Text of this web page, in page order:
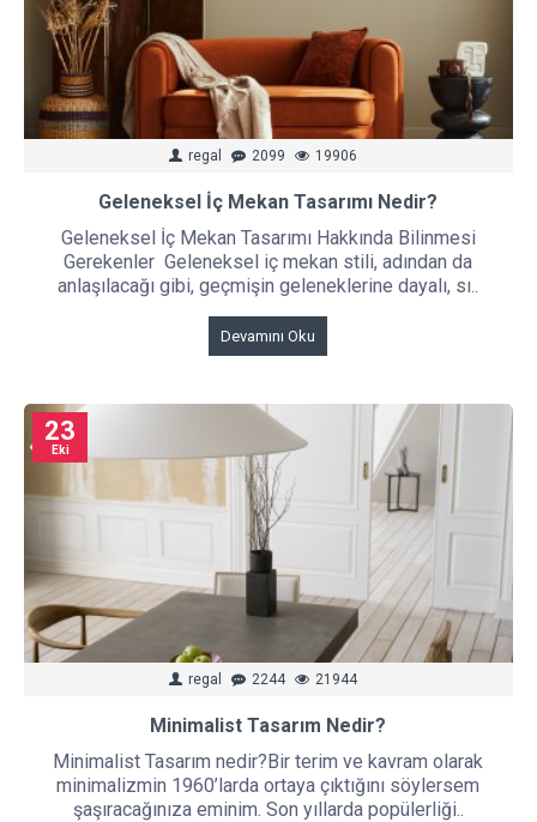
regal 2099 19906
Geleneksel İç Mekan Tasarımı Nedir?
Geleneksel İç Mekan Tasarımı Hakkında Bilinmesi
Gerekenler Geleneksel iç mekan stili, adından da
anlaşılacağı gibi, geçmişin geleneklerine dayalı, sı..
Devamını Oku
23
Eki
regal 2244 21944
Minimalist Tasarım Nedir?
Minimalist Tasarım nedir?Bir terim ve kavram olarak
minimalizmin 1960’larda ortaya çıktığını söylersem
şaşıracağınıza eminim. Son yıllarda popülerliği..